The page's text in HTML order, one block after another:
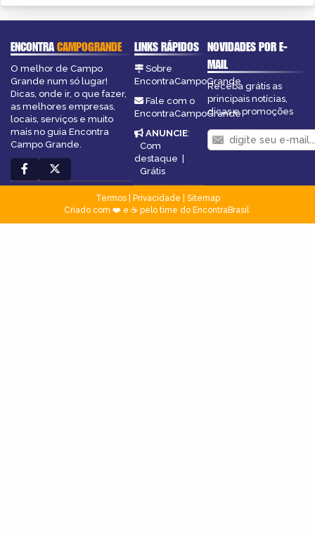
ENCONTRACAMPOGRANDE
O melhor de Campo
Grande num só lugar!
Dicas, onde ir, o que fazer,
as melhores empresas,
locais, serviços e muito
mais no guia Encontra
Campo Grande.
LINKS RÁPIDOS
Sobre
EncontraCampoGrande
Fale com o
EncontraCampoGrande
ANUNCIE:
Com
destaque
Grátis
NOVIDADES POR E-
MAIL
Receba grátis as
principais notícias,
dicas e promoções
Termos| Privacidade
Sitemap
Criado com ❤️ e ☕ pelo time do EncontraBrasil